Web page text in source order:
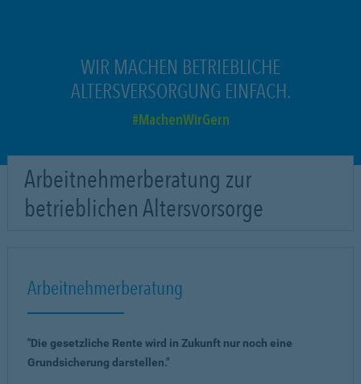
WIR MACHEN BETRIEBLICHE
ALTERSVERSORGUNG EINFACH.
MachenWirGern
Arbeitnehmerberatung zur
betrieblichen Altersvorsorge
Arbeitnehmerberatung
"Die gesetzliche Rente wird in Zukunft nur noch eine
Grundsicherung darstellen."